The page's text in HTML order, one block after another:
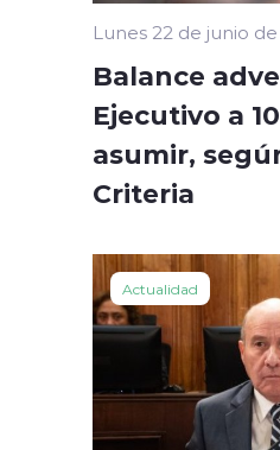
Lunes 22 de junio
Balance
Ejecutivo a
asumir,
Criteria
Actualidad